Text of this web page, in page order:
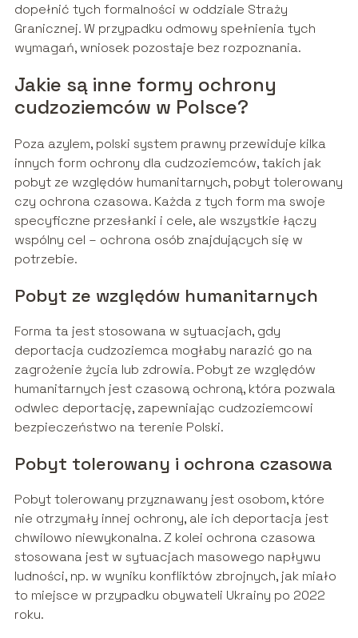
dopełnić tych formalności w oddziale Straży
Granicznej. W przypadku odmowy spełnienia tych
wymagań, wniosek pozostaje bez rozpoznania.
Jakie są inne formy ochrony
cudzoziemców w Polsce?
Poza azylem, polski system prawny przewiduje kilka
innych form ochrony dla cudzoziemców, takich jak
pobyt ze względów humanitarnych, pobyt tolerowany
czy ochrona czasowa. Każda z tych form ma swoje
specyficzne przesłanki i cele, ale wszystkie łączy
wspólny cel – ochrona osób znajdujących się w
potrzebie.
Pobyt ze względów humanitarnych
Forma ta jest stosowana w sytuacjach, gdy
deportacja cudzoziemca mogłaby narazić go na
zagrożenie życia lub zdrowia. Pobyt ze względów
humanitarnych jest czasową ochroną, która pozwala
odwlec deportację, zapewniając cudzoziemcowi
bezpieczeństwo na terenie Polski.
Pobyt tolerowany i ochrona czasowa
Pobyt tolerowany przyznawany jest osobom, które
nie otrzymały innej ochrony, ale ich deportacja jest
chwilowo niewykonalna. Z kolei ochrona czasowa
stosowana jest w sytuacjach masowego napływu
ludności, np. w wyniku konfliktów zbrojnych, jak miało
to miejsce w przypadku obywateli Ukrainy po 2022
roku.